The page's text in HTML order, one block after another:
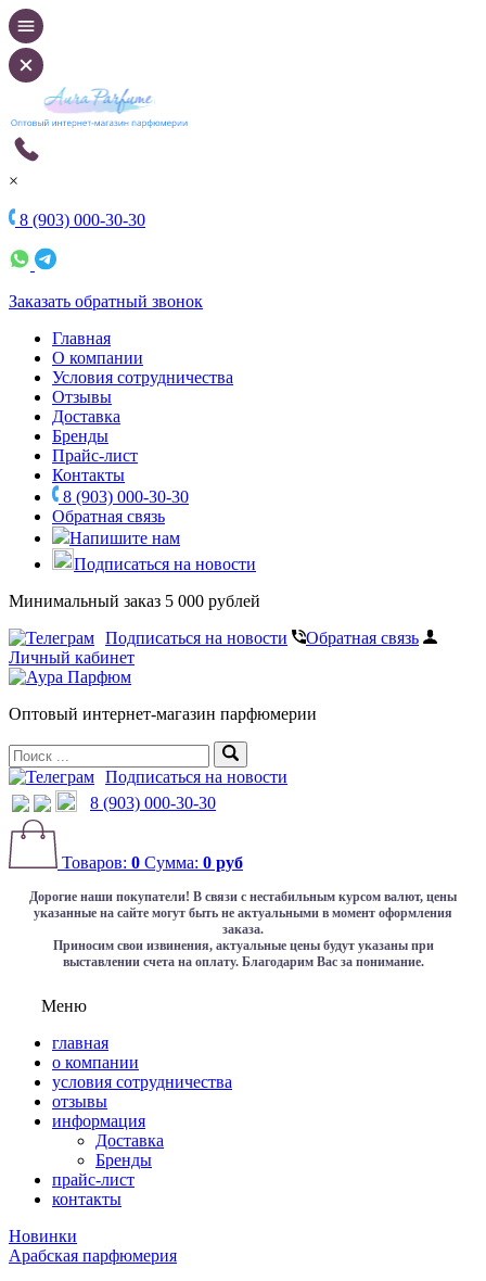
×
8 (903) 000-30-30
Заказать обратный звонок
Главная
О компании
Условия сотрудничества
Отзывы
Доставка
Бренды
Прайс-лист
Контакты
8 (903) 000-30-30
Обратная связь
Напишите нам
Подписаться на новости
Минимальный заказ 5 000 рублей
Подписаться на новости
Обратная связь
Личный кабинет
Оптовый интернет-магазин парфюмерии
Подписаться на новости
8 (903) 000-30-30
Товаров: 0 Сумма: 0 руб
Дорогие наши покупатели! В связи с нестабильным курсом валют, цены
указанные на сайте могут быть не актуальными в момент оформления
заказа.
Приносим свои извинения, актуальные цены будут указаны при
выставлении счета на оплату. Благодарим Вас за понимание.
Меню
главная
о компании
условия сотрудничества
отзывы
информация
Доставка
Бренды
прайс-лист
контакты
Новинки
Арабская парфюмерия